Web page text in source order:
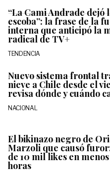
“La Cami Andrade dejó
escoba”: la frase de la
interna que anticipó la
radical de TV+
TENDENCIA
Nuevo sistema frontal
nieve a Chile desde el
revisa dónde y cuándo
NACIONAL
El bikinazo negro de
Marzoli que causó
de 10 mil likes en
horas